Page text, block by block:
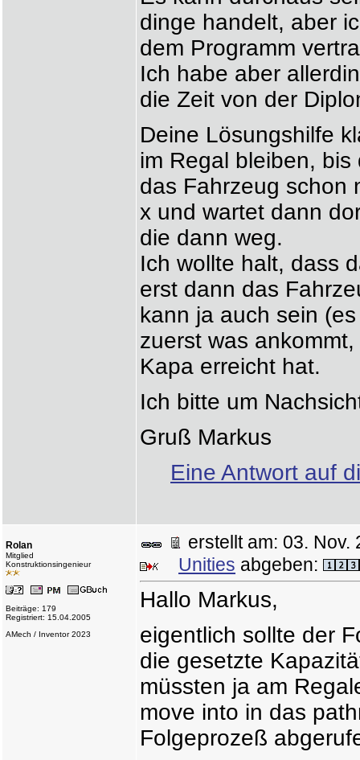
dinge handelt, aber
dem Programm
Ich habe aber
die Zeit von der
Deine Lösungshilfe
im Regal bleiben,
das Fahrzeug schon
x und wartet dann
die dann weg.
Ich wollte halt, dass
erst dann das
kann ja auch sein
zuerst was
Kapa erreicht hat.
Ich bitte um
Gruß Markus
Eine Antwort auf
Rolan
Mitglied
Konstruktionsingenieur
Beiträge: 179
Registriert: 15.04.2005
AMech / Inventor 2023
erstellt am: 03.
Unities abgeben:
Hallo Markus,
eigentlich sollte der
die gesetzte
müssten ja am
move into in das
Folgeprozeß